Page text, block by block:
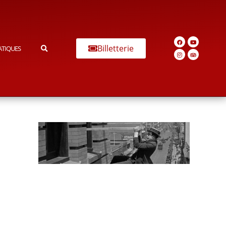
Billetterie